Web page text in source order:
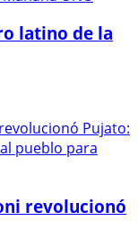
latino de la
revolucionó